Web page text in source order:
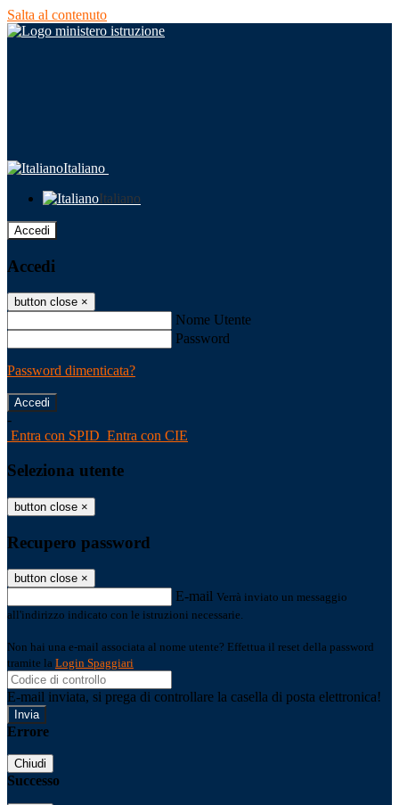
Salta al contenuto
Italiano
Italiano
Accedi
Accedi
button close ×
Nome Utente
Password
Password dimenticata?
-
Entra con SPID Entra con CIE
Seleziona utente
button close ×
Recupero password
button close ×
E-mail Verrà inviato un messaggio
all'indirizzo indicato con le istruzioni necessarie.
Non hai una e-mail associata al nome utente? Effettua il reset della password
tramite la Login Spaggiari
E-mail inviata, si prega di controllare la casella di posta elettronica!
Errore
Chiudi
Successo